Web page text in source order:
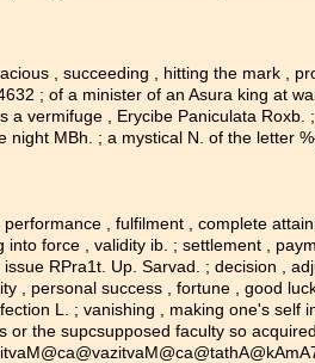
, succeeding , hitting the mark ,
; of a minister of an Asura king at
vermifuge , Erycibe Paniculata
MBh. ; a mystical N. of the letter
, fulfilment , complete
force , validity ib. ; settlement ,
RPra1t. Up. Sarvad. ; decision ,
, personal success , fortune , good
L. ; vanishing , making one's
the supсsupposed faculty so